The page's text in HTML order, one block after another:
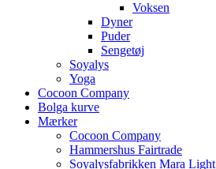
Voksen
Dyner
Puder
Sengetøj
Soyalys
Yoga
Cocoon Company
Bolga kurve
Mærker
Cocoon Company
Hammershus Fairtrade
Soyalysfabrikken Mara Light